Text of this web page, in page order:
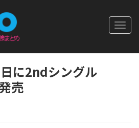
に2ndシングル
売